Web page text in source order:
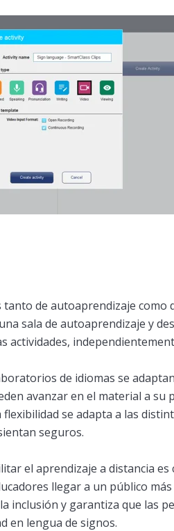
de autoaprendizaje como
sala de autoaprendizaje y
de idiomas se
avanzar en el material a
se adapta a las
seguros.
el aprendizaje a distancia
llegar a un público
inclusión y garantiza que las
en lengua de signos.